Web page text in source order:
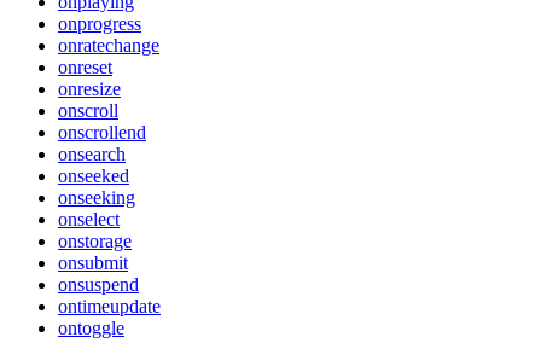
onprogress
onratechange
onreset
onresize
onscroll
onscrollend
onsearch
onseeked
onseeking
onselect
onstorage
onsubmit
onsuspend
ontimeupdate
ontoggle